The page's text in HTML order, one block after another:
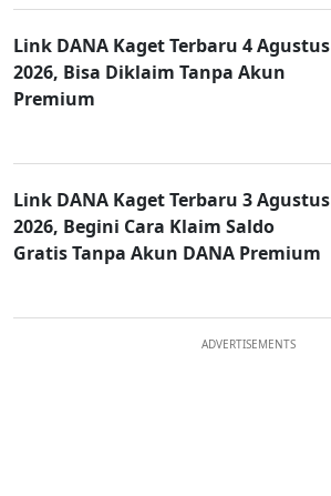
Link DANA Kaget Terbaru 4 Agustus
2026, Bisa Diklaim Tanpa Akun
Premium
Link DANA Kaget Terbaru 3 Agustus
2026, Begini Cara Klaim Saldo
Gratis Tanpa Akun DANA Premium
ADVERTISEMENTS